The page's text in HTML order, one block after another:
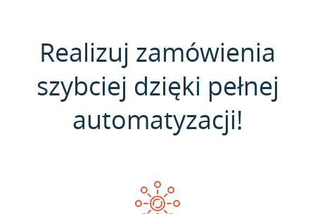
Realizuj zamówienia
szybciej dzięki pełnej
automatyzacji!